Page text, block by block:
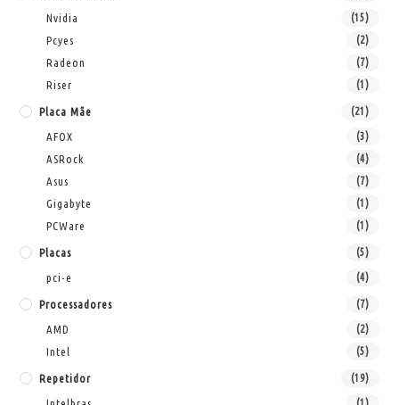
Nvidia (15)
Pcyes (2)
Radeon (7)
Riser (1)
Placa Mãe (21)
AFOX (3)
ASRock (4)
Asus (7)
Gigabyte (1)
PCWare (1)
Placas (5)
pci-e (4)
Processadores (7)
AMD (2)
Intel (5)
Repetidor (19)
(1)